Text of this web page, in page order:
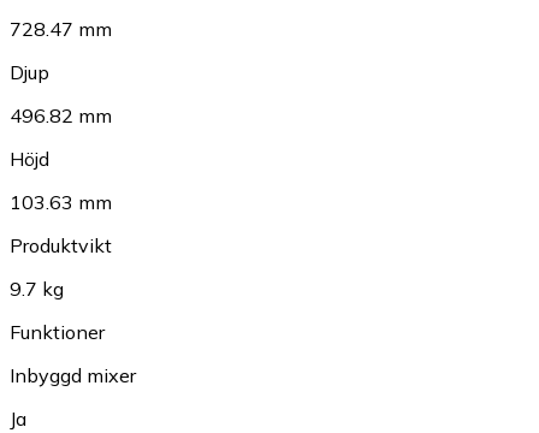
728.47 mm
Djup
496.82 mm
Höjd
103.63 mm
Produktvikt
9.7 kg
Funktioner
Inbyggd mixer
Ja